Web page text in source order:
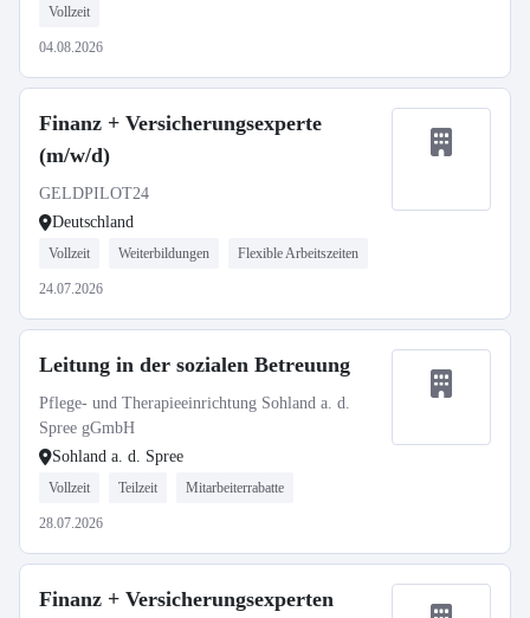
Vollzeit
04.08.2026
Finanz + Versicherungsexperte
(m/w/d)
GELDPILOT24
Deutschland
Vollzeit Weiterbildungen Flexible Arbeitszeiten
24.07.2026
Leitung in der sozialen Betreuung
Pflege- und Therapieeinrichtung Sohland a. d.
Spree gGmbH
Sohland a. d. Spree
Vollzeit Teilzeit Mitarbeiterrabatte
28.07.2026
Finanz + Versicherungsexperten